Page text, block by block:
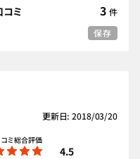
コミ
3 件
保存
更新日: 2018/03/20
ミ総合評価
4.5